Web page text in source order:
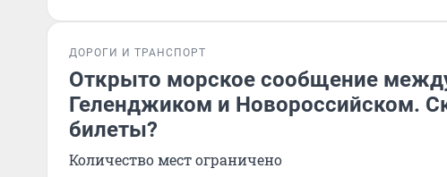
ДОРОГИ И ТРАНСПОРТ
Открыто морское сообщение
Геленджиком и Новороссийском.
билеты?
Количество мест ограничено